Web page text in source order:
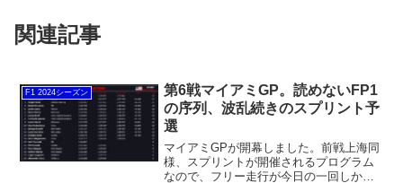
関連記事
F1 2024シーズン
第6戦マイアミGP。読めないFP1
の序列、波乱続きのスプリント予
選
マイアミGPが開幕しました。前戦上海同
様、スプリントが開催されるプログラム
なので、フリー走行が今日の一回しかあ